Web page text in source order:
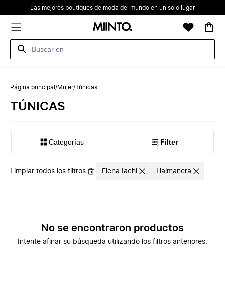
Las mejores boutiques de moda del mundo en un solo lugar
Página principal /Mujer/Túnicas
TÚNICAS
Categorías Filter
Limpiar todos los filtros Elena Iachi Halmanera
No se encontraron productos
Intente afinar su búsqueda utilizando los filtros anteriores.